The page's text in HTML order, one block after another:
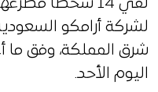
لشركة أرامكو
شرق المملكة، وفق ما
اليوم الأحد.